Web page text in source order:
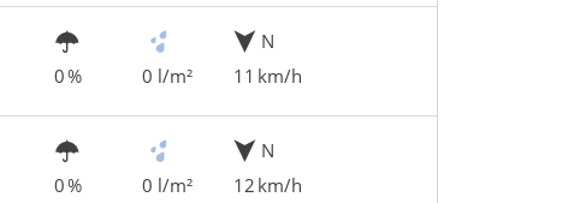
0 % 0 l/m²
N
11 km/h
0 % 0 l/m²
N
12 km/h